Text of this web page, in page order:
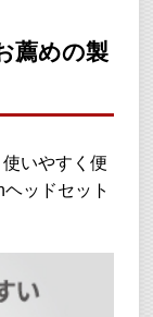
薦めの製
いやすく便
ッドセット